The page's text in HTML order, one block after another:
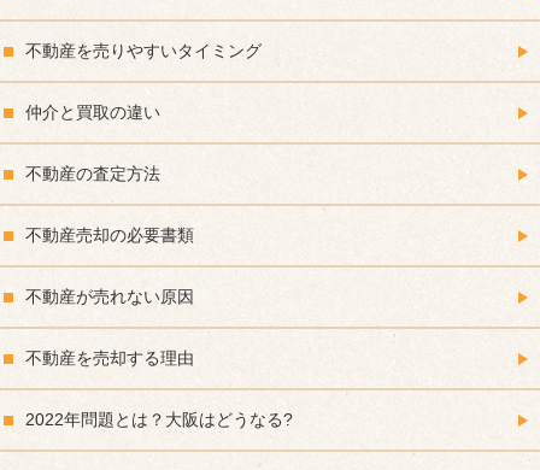
不動産を売りやすいタイミング
仲介と買取の違い
不動産の査定方法
不動産売却の必要書類
不動産が売れない原因
不動産を売却する理由
2022年問題とは？大阪はどうなる?